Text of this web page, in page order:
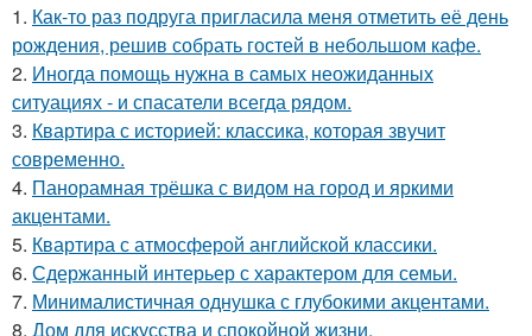
1. Как-то раз подруга пригласила меня отметить её день
рождения, решив собрать гостей в небольшом кафе.
2. Иногда помощь нужна в самых неожиданных
ситуациях - и спасатели всегда рядом.
3. Квартира с историей: классика, которая звучит
современно.
4. Панорамная трёшка с видом на город и яркими
акцентами.
5. Квартира с атмосферой английской классики.
6. Сдержанный интерьер с характером для семьи.
7. Минималистичная однушка с глубокими акцентами.
8. Дом для искусства и спокойной жизни.